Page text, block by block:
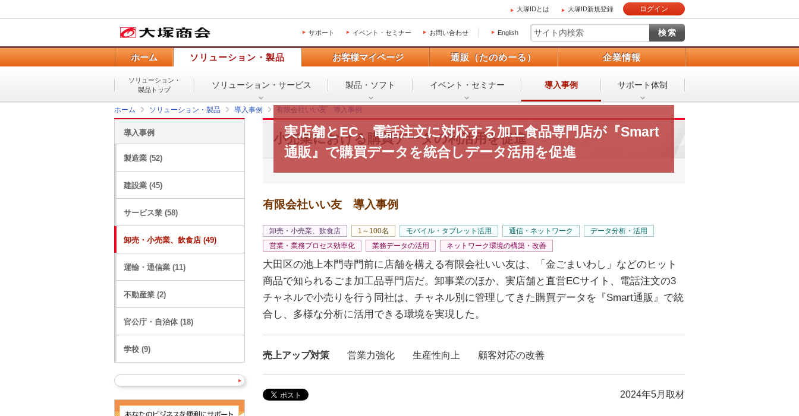
大塚IDとは 大塚ID新規登録 ログイン
サポート イベント・セミナー お問い合わせ English
ホーム ソリューション・製品 お客様マイページ 通販（たのめーる） 企業情報
ソリューション・
製品トップ
ソリューション・ サービス 製品・ソフト イベント・ セミナー 導入事例 サポート体制
ホーム ソリューション・製品 導入事例 有限会社いい友 導入事例
小売業における購買データの利活用を促進
実店舗とEC、電話注文に対応する加工食品専門店が『Smart
通販』で購買データを統合しデータ活用を促進
有限会社いい友 導入事例
卸売・小売業、飲食店 1～100名 モバイル・タブレット活用 通信・ネットワーク
データ分析・活用
営業・業務プロセス効率化
業務データの活用 ネットワーク環境の構築・改善
大田区の池上本門寺門前に店舗を構える有限会社いい友は、「金ごまいわし」などのヒット
商品で知られるごま加工品専門店だ。卸事業のほか、実店舗と直営ECサイト、電話注文の3
チャネルで小売りを行う同社は、チャネル別に管理してきた購買データを『Smart通販』で統
合し、多様な分析に活用できる環境を実現した。
売上アップ対策 営業力強化 生産性向上 顧客対応の改善
2024年5月取材
導入事例
製造業 (52)
建設業 (45)
サービス業 (58)
卸売・小売業、飲食店 (49)
運輸・通信業 (11)
不動産業 (2)
官公庁・自治体 (18)
学校 (9)